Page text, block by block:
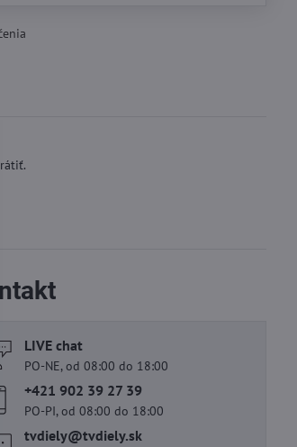
LIVE chat
PO-NE, od 08:00 do 18:00
+421 902 39 27 39
PO-PI, od 08:00 do 18:00
tvdiely​@tvdiely​.sk